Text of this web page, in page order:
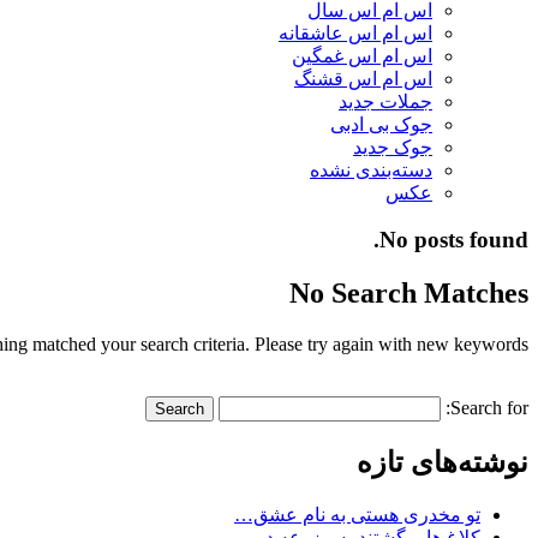
اس ام اس سال
اس ام اس عاشقانه
اس ام اس غمگین
اس ام اس قشنگ
جملات جدید
جوک بی ادبی
جوک جدید
دسته‌بندی نشده
عکس
No posts found.
No Search Matches
matched your search criteria. Please try again with new keywords.
Search for:
نوشته‌های تازه
تو مخدری هستی به نام عشق…